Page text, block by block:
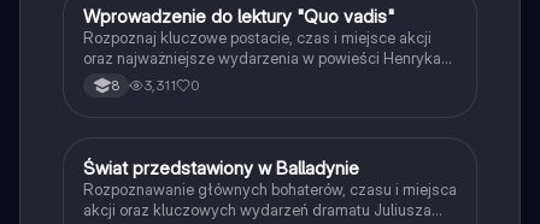
WJęzyk polski
Wprowadzenie do lektury "Quo vadis"
Rozpoznaj kluczowe postacie, czas i miejsce akcji
oraz najważniejsze wydarzenia w powieści Henryka
Sienkiewicza.
8 3,311 0
ŚJęzyk polski
Świat przedstawiony w Balladynie
Rozpoznawanie głównych bohaterów, czasu i miejsca
akcji oraz kluczowych wydarzeń dramatu Juliusza